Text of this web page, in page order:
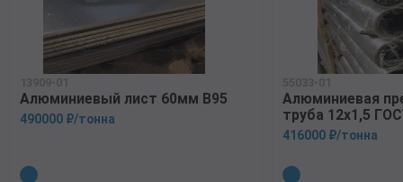
13909-01
Алюминиевый лист 60мм В95
490000 ₽/тонна
55033-01
Алюминиевая
труба 12х1,5
416000 ₽/тонна